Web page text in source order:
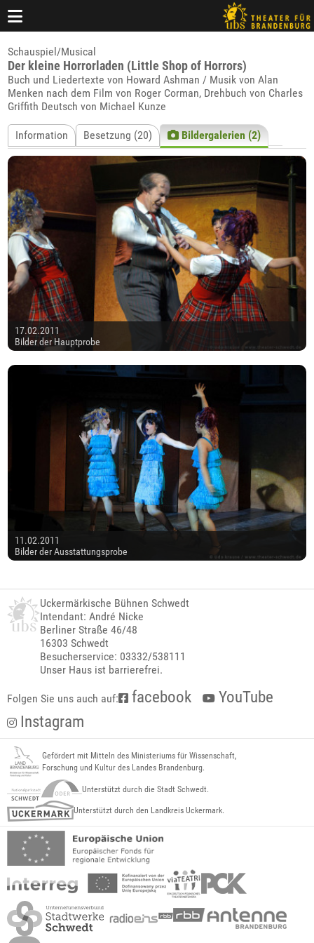
Schauspiel/Musical
Der kleine Horrorladen (Little Shop of Horrors)
Buch und Liedertexte von Howard Ashman / Musik von Alan
Menken nach dem Film von Roger Corman, Drehbuch von Charles
Griffith Deutsch von Michael Kunze
Information Besetzung (20) Bildergalerien (2)
17.02.2011
Bilder der Hauptprobe
11.02.2011
Bilder der Ausstattungsprobe
Uckermärkische Bühnen Schwedt
Intendant: André Nicke
Berliner Straße 46/48
16303 Schwedt
Besucherservice: 03332/538111
Unser Haus ist barrierefrei.
Folgen Sie uns auch auf: facebook
YouTube
Instagram
Gefördert mit Mitteln des Ministeriums für Wissenschaft,
Forschung und Kultur des Landes Brandenburg.
Unterstützt durch die Stadt Schwedt.
Unterstützt durch den Landkreis Uckermark.